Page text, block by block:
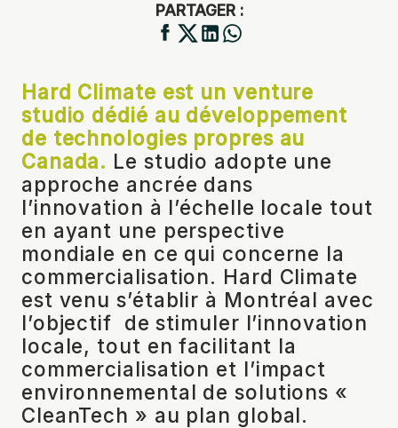
PARTAGER :
Hard Climate est un venture
studio dédié au développement
de technologies propres au
Canada. Le studio adopte une
approche ancrée dans
l’innovation à l’échelle locale tout
en ayant une perspective
mondiale en ce qui concerne la
commercialisation. Hard Climate
est venu s’établir à Montréal avec
l’objectif de stimuler l’innovation
locale, tout en facilitant la
commercialisation et l’impact
environnemental de solutions «
CleanTech » au plan global.